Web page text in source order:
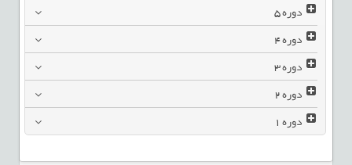
دوره5
دوره4
دوره3
دوره2
دوره1